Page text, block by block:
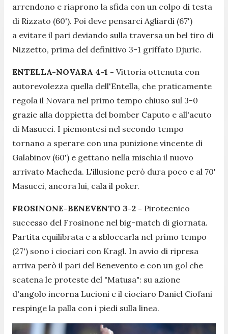
arrendono e riaprono la sfida con un colpo di testa
di Rizzato (60'). Poi deve pensarci Agliardi (67')
a evitare il pari deviando sulla traversa un bel tiro di
Nizzetto, prima del definitivo 3-1 griffato Djuric.
ENTELLA-NOVARA 4-1 - Vittoria ottenuta con
autorevolezza quella dell'Entella, che praticamente
regola il Novara nel primo tempo chiuso sul 3-0
grazie alla doppietta del bomber Caputo e all'acuto
di Masucci. I piemontesi nel secondo tempo
tornano a sperare con una punizione vincente di
Galabinov (60') e gettano nella mischia il nuovo
arrivato Macheda. L'illusione però dura poco e al 70'
Masucci, ancora lui, cala il poker.
FROSINONE-BENEVENTO 3-2 - Pirotecnico
successo del Frosinone nel big-match di giornata.
Partita equilibrata e a sbloccarla nel primo tempo
(27') sono i ciociari con Kragl. In avvio di ripresa
arriva però il pari del Benevento e con un gol che
scatena le proteste del "Matusa": su azione
d'angolo incorna Lucioni e il ciociaro Daniel Ciofani
respinge la palla con i piedi sulla linea.